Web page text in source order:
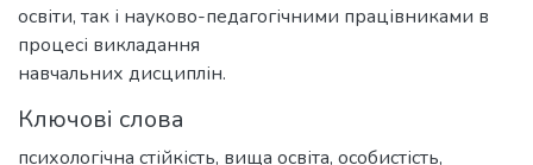
освіти, так і науково-педагогічними працівниками в
процесі викладання
навчальних дисциплін.
Ключові слова
психологічна стійкість, вища освіта, особистість,